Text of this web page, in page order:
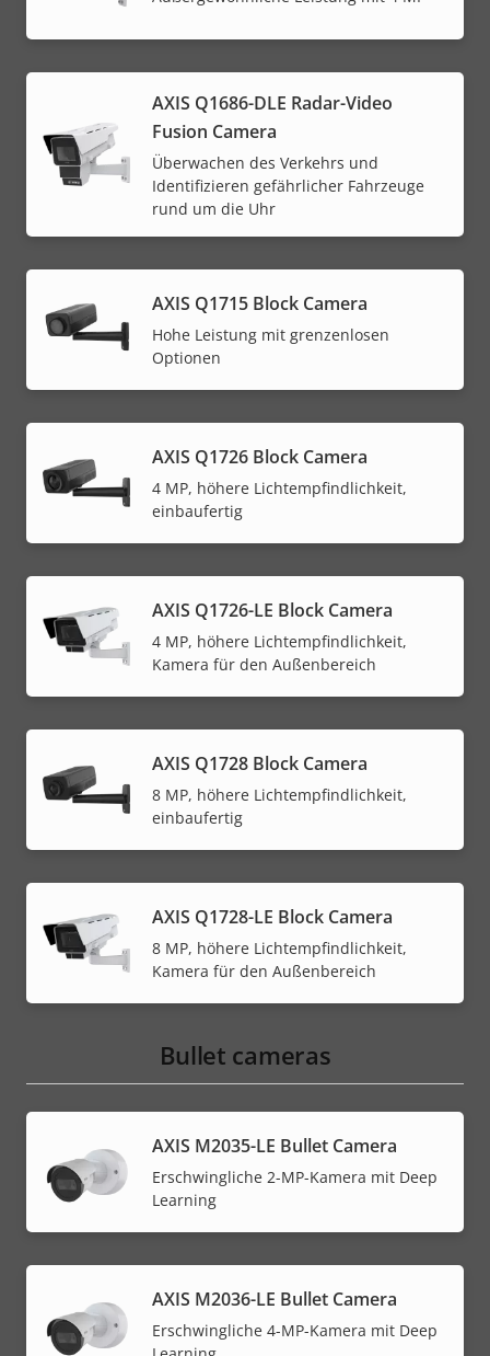
AXIS Q1686-DLE Radar-Video
Fusion Camera
Überwachen des Verkehrs und
Identifizieren gefährlicher Fahrzeuge
rund um die Uhr
AXIS Q1715 Block Camera
Hohe Leistung mit grenzenlosen
Optionen
AXIS Q1726 Block Camera
4 MP, höhere Lichtempfindlichkeit,
einbaufertig
AXIS Q1726-LE Block Camera
4 MP, höhere Lichtempfindlichkeit,
Kamera für den Außenbereich
AXIS Q1728 Block Camera
8 MP, höhere Lichtempfindlichkeit,
einbaufertig
AXIS Q1728-LE Block Camera
8 MP, höhere Lichtempfindlichkeit,
Kamera für den Außenbereich
Bullet cameras
AXIS M2035-LE Bullet Camera
Erschwingliche 2-MP-Kamera mit Deep
Learning
AXIS M2036-LE Bullet Camera
Erschwingliche 4-MP-Kamera mit Deep